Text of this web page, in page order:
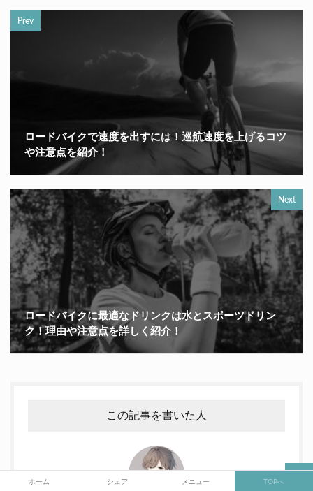
Prev
ロードバイクで速度を出すには！巡航速度を上げるコツ
や注意点を紹介！
Next
ロードバイクに最適なドリンクは水とスポーツドリン
ク！理由や注意点を詳しく紹介！
この記事を書いた人
ホーム シェア メニュー TOPへ